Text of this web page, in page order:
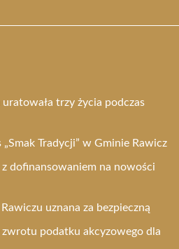
trzy życia podczas
„Smak Tradycji” w Gminie Rawicz
dofinansowaniem na nowości
uznana za bezpieczną
zwrotu podatku akcyzowego dla